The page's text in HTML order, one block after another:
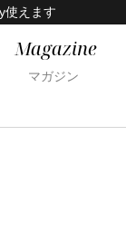
使えます
Magazine
マガジン